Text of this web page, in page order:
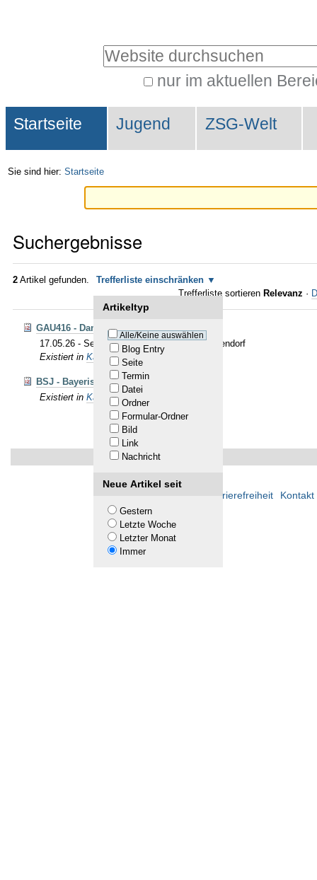
Direkt
zur
Navigation
Website durchsuchen
nur im aktuellen
Suche…
Sektionen
Startseite Jugend ZSG-Welt
Sie sind hier: Startseite
Suchergebnisse
2 Artikel gefunden. Trefferliste einschränken
Artikeltyp
Alle/Keine auswählen
Blog Entry
Seite
Termin
Datei
Ordner
Formular-Ordner
Bild
Link
Nachricht
Neue Artikel seit
Gestern
Letzte Woche
Letzter Monat
Immer
Trefferliste sortieren Relevanz ·
GAU416 - Damen-WK 2026
17.05.26 - Sektion Riedenburg - Edelweiß Mendorf
Existiert in Kalender
BSJ - Bayerischer Jugendtag 2026
Existiert in Kalender
Barrierefreiheit Kontakt